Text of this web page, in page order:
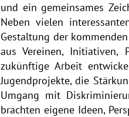
und ein gemeinsames
Neben vielen
Gestaltung der
aus Vereinen, Initiativen,
zukünftige Arbeit
Jugendprojekte, die
Umgang mit
brachten eigene Ideen,